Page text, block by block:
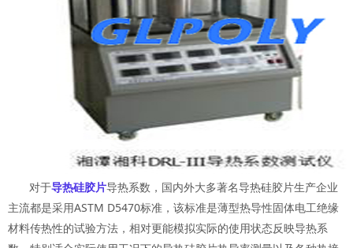
对于导热硅胶片导热系数，国内外大多著名导热硅胶片生产企业
主流都是采用ASTM D5470标准，该标准是薄型热导性固体电工绝缘
材料传热性的试验方法，相对更能模拟实际的使用状态反映导热系